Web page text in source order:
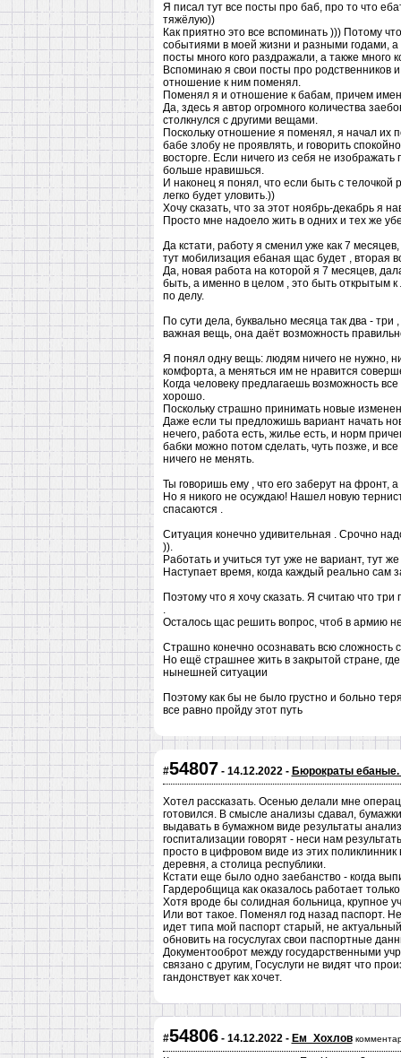
Я писал тут все посты про баб, про то что
тяжёлую))
Как приятно это все вспоминать ))) Потому
событиями в моей жизни и разными годами, а
посты много кого раздражали, а также много
Вспоминаю я свои посты про родственников
отношение к ним поменял.
Поменял я и отношение к бабам, причем
Да, здесь я автор огромного количества
столкнулся с другими вещами.
Поскольку отношение я поменял, я начал их
бабе злобу не проявлять, и говорить
восторге. Если ничего из себя не
больше нравишься.
И наконец я понял, что если быть с
легко будет уловить.))
Хочу сказать, что за этот ноябрь-декабрь я
Просто мне надоело жить в одних и тех же
Да кстати, работу я сменил уже как 7
тут мобилизация ебаная щас будет , вторая
Да, новая работа на которой я 7 месяцев,
быть, а именно в целом , это быть открытым
по делу.
По сути дела, буквально месяца так два -
важная вещь, она даёт возможность
Я понял одну вещь: людям ничего не нужно,
комфорта, а меняться им не нравится
Когда человеку предлагаешь возможность
хорошо.
Поскольку страшно принимать новые
Даже если ты предложишь вариант начать
нечего, работа есть, жилье есть, и норм
бабки можно потом сделать, чуть позже, и
ничего не менять.
Ты говоришь ему , что его заберут на фронт,
Но я никого не осуждаю! Нашел новую
спасаются .
Ситуация конечно удивительная . Срочно
)).
Работать и учиться тут уже не вариант, тут
Наступает время, когда каждый реально сам
Поэтому что я хочу сказать. Я считаю что
.
Осталось щас решить вопрос, чтоб в армию
Страшно конечно осознавать всю сложность
Но ещё страшнее жить в закрытой стране,
нынешней ситуации
Поэтому как бы не было грустно и больно
все равно пройду этот путь
#54807 - 14.12.2022 - Бюрократы ебаные.
Хотел рассказать. Осенью делали мне
готовился. В смысле анализы сдавал,
выдавать в бумажном виде результаты
госпитализации говорят - неси нам
просто в цифровом виде из этих
деревня, а столица республики.
Кстати еще было одно заебанство - когда
Гардеробщица как оказалось работает
Хотя вроде бы солидная больница, крупное
Или вот такое. Поменял год назад паспорт.
идет типа мой паспорт старый, не
обновить на госуслугах свои паспортные
Документооброт между государственными
связано с другим, Госуслуги не видят что
гандонствует как хочет.
#54806- 14.12.2022 - Ем_Хохлов